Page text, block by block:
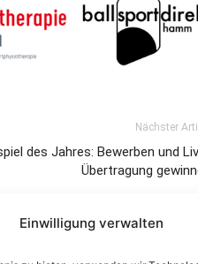
Einwilligung verwalten
Nächster
des Jahres: Bewerben und
Übertragung